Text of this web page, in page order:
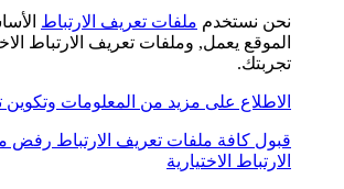
نحن نستخدم ملفات تعريف الارتباط
الموقع يعمل, وملفات تعريف الارتباط
تجربتك.
الاطلاع على مزيد من المعلومات وتكوين
قبول كافة ملفات تعريف الارتباط رفض
الارتباط الاختيارية